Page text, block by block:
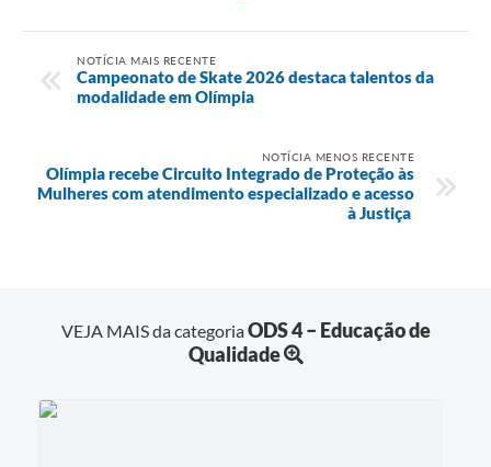
NOTÍCIA MAIS RECENTE
Campeonato de Skate 2026 destaca talentos da
modalidade em Olímpia
NOTÍCIA MENOS RECENTE
Olímpia recebe Circuito Integrado de Proteção às
Mulheres com atendimento especializado e acesso
à Justiça
VEJA MAIS da categoriaODS 4 – Educação de
Qualidade